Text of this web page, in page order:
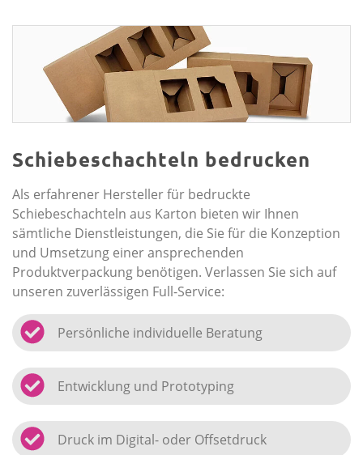
Schiebeschachteln bedrucken
Als erfahrener Hersteller für bedruckte
Schiebeschachteln aus Karton bieten wir Ihnen
sämtliche Dienstleistungen, die Sie für die Konzeption
und Umsetzung einer ansprechenden
Produktverpackung benötigen. Verlassen Sie sich auf
unseren zuverlässigen Full-Service:
Persönliche individuelle Beratung
Entwicklung und Prototyping
Druck im Digital- oder Offsetdruck